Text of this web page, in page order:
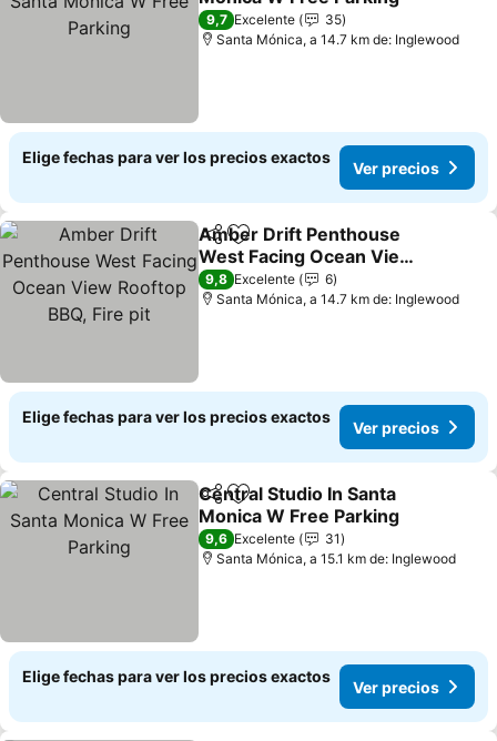
9,7 Excelente
35
Santa Mónica, a 14.7 km de: Inglewood
Elige fechas para ver los precios exactos
Ver precios
CompartirAgregar a favoritos
Amber Drift Penthouse
West Facing Ocean View
Rooftop BBQ, Fire pit
9,8 Excelente
6
Santa Mónica, a 14.7 km de: Inglewood
Elige fechas para ver los precios exactos
Ver precios
CompartirAgregar a favoritos
Central Studio In Santa
Monica W Free Parking
9,6 Excelente
31
Santa Mónica, a 15.1 km de: Inglewood
Elige fechas para ver los precios exactos
Ver precios